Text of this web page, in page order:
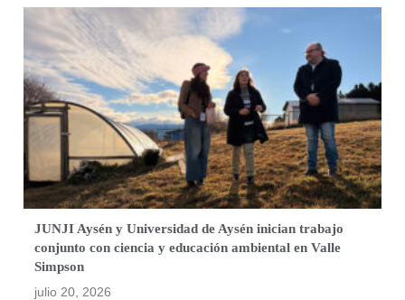
JUNJI Aysén y Universidad de Aysén inician trabajo
conjunto con ciencia y educación ambiental en Valle
Simpson
julio 20, 2026